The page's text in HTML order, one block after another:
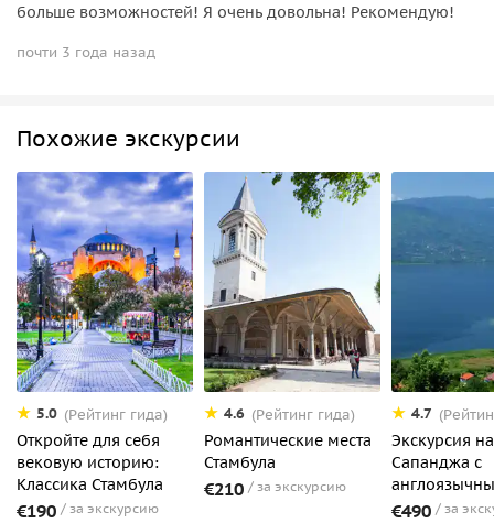
больше возможностей! Я очень довольна! Рекомендую!
почти 3 года назад
Похожие экскурсии
5.0 (Рейтинг гида)
Откройте для себя
вековую историю:
Классика Стамбула
€190 за экскурсию
4.6 (Рейтинг гида)
Романтические места
Стамбула
€210 за экскурсию
4.7
Экскурсия
Сапанджа с
€490 за